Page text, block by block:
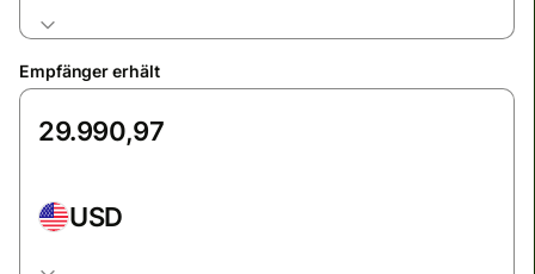
Empfänger erhält
USD